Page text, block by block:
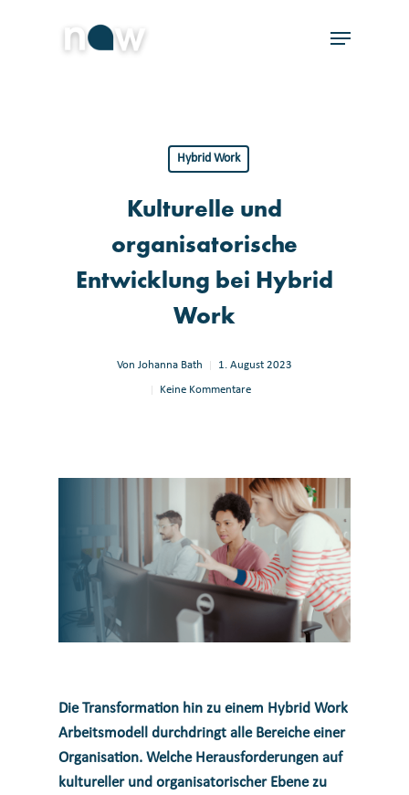
Menu
Hybrid Work
Kulturelle und
organisatorische
Entwicklung bei Hybrid
Work
Von Johanna Bath 1. August 2023
Keine Kommentare
Die Transformation hin zu einem Hybrid Work
Arbeitsmodell durchdringt alle Bereiche einer
Organisation. Welche Herausforderungen auf
kultureller und organisatorischer Ebene zu